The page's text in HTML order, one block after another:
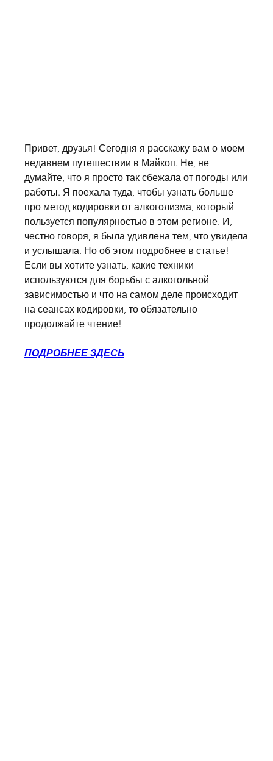
Привет, друзья! Сегодня я расскажу вам о моем
недавнем путешествии в Майкоп. Не, не
думайте, что я просто так сбежала от погоды или
работы. Я поехала туда, чтобы узнать больше
про метод кодировки от алкоголизма, который
пользуется популярностью в этом регионе. И,
честно говоря, я была удивлена тем, что увидела
и услышала. Но об этом подробнее в статье!
Если вы хотите узнать, какие техники
используются для борьбы с алкогольной
зависимостью и что на самом деле происходит
на сеансах кодировки, то обязательно
продолжайте чтение!
ПОДРОБНЕЕ ЗДЕСЬ